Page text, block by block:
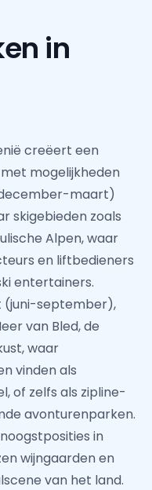
in
creëert een
mogelijkheden
maart)
skigebieden zoals
Alpen, waar
en liftbedieners
entertainers.
(juni-september),
van Bled, de
waar
vinden als
of zelfs als zipline-
avonturenparken.
in
wijngaarden en
van het land.